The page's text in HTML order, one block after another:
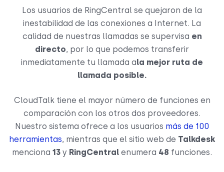
Los usuarios de RingCentral se quejaron de la
inestabilidad de las conexiones a Internet. La
calidad de nuestras llamadas se supervisa en
directo, por lo que podemos transferir
inmediatamente tu llamada ala mejor ruta de
llamada posible.
CloudTalk tiene el mayor número de funciones en
comparación con los otros dos proveedores.
Nuestro sistema ofrece a los usuarios más de 100
herramientas, mientras que el sitio web de Talkdesk
menciona 13 y RingCentral enumera 48 funciones.